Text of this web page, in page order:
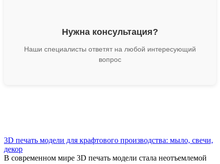
Нужна консультация?
Наши специалисты ответят на любой интересующий
вопрос
3D печать модели для крафтового производства: мыло, свечи,
декор
В современном мире 3D печать модели стала неотъемлемой